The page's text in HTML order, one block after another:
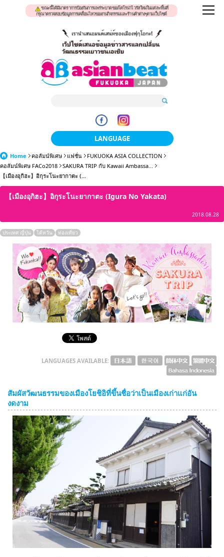
ขณะนี้ได้มีมาตราการป้องกันการแพร่ระบาดของโคโรน่าไวรัสใหม่ในแต่ละพื้นที่
กรุณาตรวจสอบข้อมูลการเคลื่อนไหวของงานกิจกรรมและร้านค้าต่างๆตามเว็บไซต์
LANGUAGE
日本語
簡体中文
ภาษาไทย
tiéng Viêt
Bahasa Indonesia
Home คอลัมน์พิเศษ แฟชั่น
FUKUOKA ASIA COLLECTION
คอลัมน์พิเศษ FACo2018
SAKURA TRIP กับ Kawaii Ambassa...
【เมืองอุกิฮะ】อิกุระโนะยากาตะ (...
【เมืองอุกิฮะ】อิกุระโนะยากาตะ (Igura No Yakata)
2018.08.28
ประเทศ ญี่ปุ่น ไต้หวัน ท่องเที่ยว
LANGUAGES AVAILABLE:
สัมผัสวัฒนธรรมของเมืองโยชิอิที่ขึ้นชื่อว่าเป็นเมืองเก่าแก่อัน
งดงาม